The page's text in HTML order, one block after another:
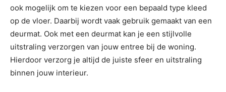
ook mogelijk om te kiezen voor een bepaald type kleed
op de vloer. Daarbij wordt vaak gebruik gemaakt van een
deurmat. Ook met een deurmat kan je een stijlvolle
uitstraling verzorgen van jouw entree bij de woning.
Hierdoor verzorg je altijd de juiste sfeer en uitstraling
binnen jouw interieur.